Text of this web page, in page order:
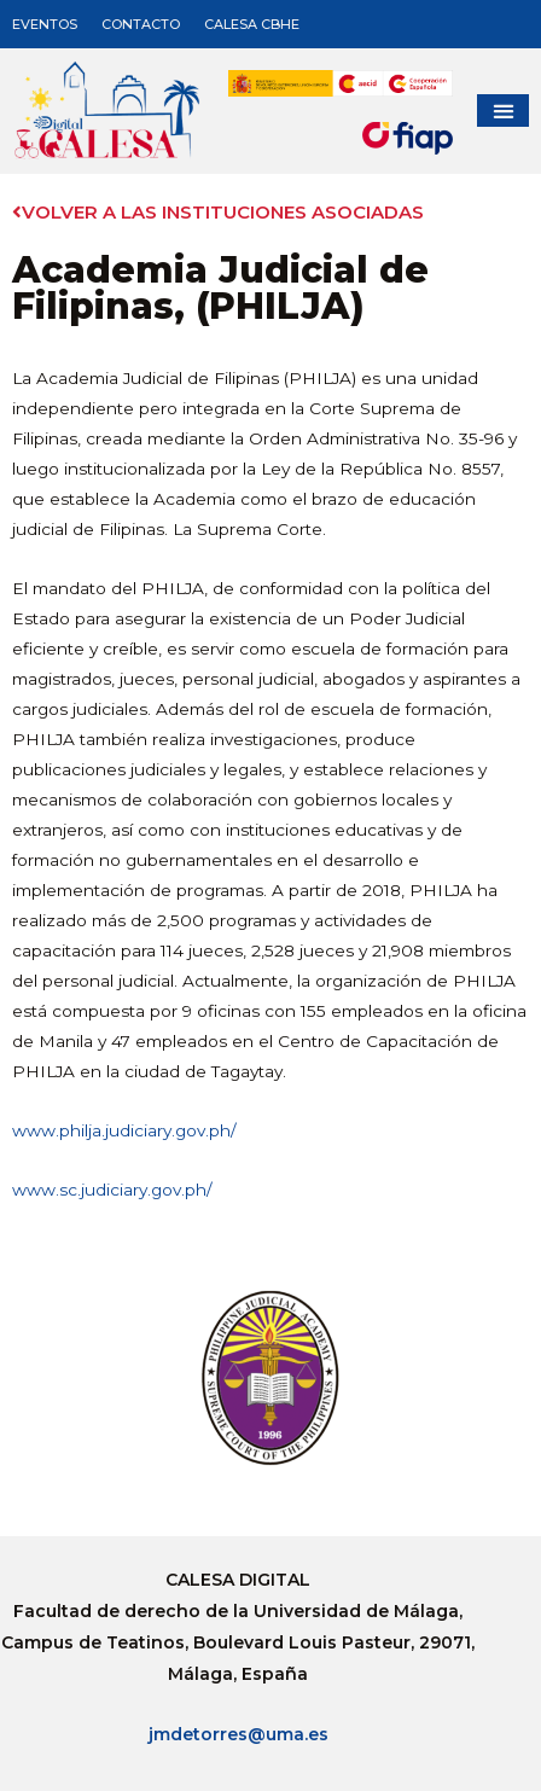
EVENTOS CONTACTO CALESA CBHE
VOLVER A LAS INSTITUCIONES ASOCIADAS
Academia Judicial de
Filipinas, (PHILJA)
La Academia Judicial de Filipinas (PHILJA) es una unidad
independiente pero integrada en la Corte Suprema de
Filipinas, creada mediante la Orden Administrativa No. 35-96 y
luego institucionalizada por la Ley de la República No. 8557,
que establece la Academia como el brazo de educación
judicial de Filipinas. La Suprema Corte.
El mandato del PHILJA, de conformidad con la política del
Estado para asegurar la existencia de un Poder Judicial
eficiente y creíble, es servir como escuela de formación para
magistrados, jueces, personal judicial, abogados y aspirantes a
cargos judiciales. Además del rol de escuela de formación,
PHILJA también realiza investigaciones, produce
publicaciones judiciales y legales, y establece relaciones y
mecanismos de colaboración con gobiernos locales y
extranjeros, así como con instituciones educativas y de
formación no gubernamentales en el desarrollo e
implementación de programas. A partir de 2018, PHILJA ha
realizado más de 2,500 programas y actividades de
capacitación para 114 jueces, 2,528 jueces y 21,908 miembros
del personal judicial. Actualmente, la organización de PHILJA
está compuesta por 9 oficinas con 155 empleados en la oficina
de Manila y 47 empleados en el Centro de Capacitación de
PHILJA en la ciudad de Tagaytay.
www.philja.judiciary.gov.ph/
www.sc.judiciary.gov.ph/
CALESA DIGITAL
Facultad de derecho de la Universidad de Málaga,
Campus de Teatinos, Boulevard Louis Pasteur, 29071,
Málaga, España
jmdetorres@uma.es